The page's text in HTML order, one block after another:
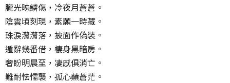
朧光映鱗傷，冷夜月蒼蒼。
陰雲頃刻現，素願一時藏。
珠淚潸潸落，披面作偽裝。
遁辭幾番借，棲身黑暗房。
奢盼明晨至，凄慼俱消亡。
難耐怯懦襲，孤心蘸蒼茫。